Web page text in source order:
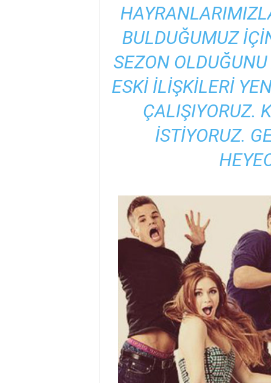
BULDUĞUMUZ
SEZON
ESKI ILIŞKILERI
ÇALIŞIYORUZ.
ISTIYORUZ.